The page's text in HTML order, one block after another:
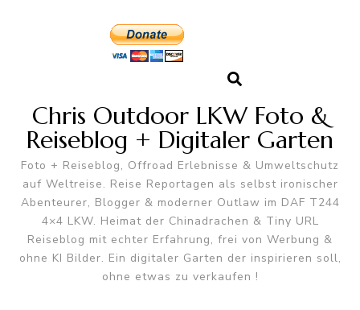
Chris Outdoor LKW Foto &
Reiseblog + Digitaler Garten
Foto + Reiseblog, Offroad Erlebnisse & Umweltschutz
auf Weltreise. Reise Reportagen als selbst ironischer
Abenteurer, Blogger & moderner Outlaw im DAF T244
4×4 LKW. Heimat der Chinadrachen & Tiny URL
Reiseblog mit echter Erfahrung, frei von Werbung &
ohne KI Bilder. Ein digitaler Garten der inspirieren soll,
ohne etwas zu verkaufen !